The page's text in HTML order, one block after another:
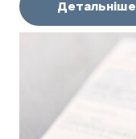
Детальніше